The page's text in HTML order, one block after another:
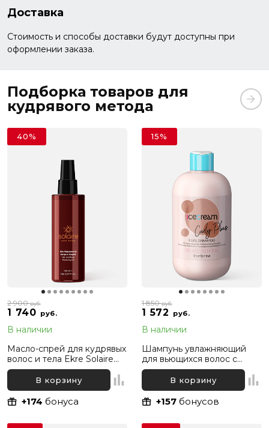
Доставка
Стоимость и способы доставки будут доступны при
оформлении заказа.
Подборка товаров для
кудрявого метода
1 740 руб.
2 900руб.
В наличии
Масло-спрей для кудрявых
волос и тела Ekre Solaire
Hair and Body Restoring Oil,
В корзину
+174 бонуса
40%
1 572 руб.
1 850руб.
В наличии
Шампунь увлажняющий
для вьющихся волос с
экстрактом моринги
Inebrya Ice Cream Curly
Plus, 300 мл
В корзину
+157 бонусов
15%